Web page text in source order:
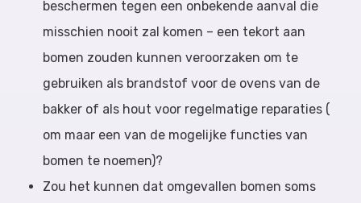
beschermen tegen een onbekende aanval die
misschien nooit zal komen – een tekort aan
bomen zouden kunnen veroorzaken om te
gebruiken als brandstof voor de ovens van de
bakker of als hout voor regelmatige reparaties (
om maar een van de mogelijke functies van
bomen te noemen)?
Zou het kunnen dat omgevallen bomen soms